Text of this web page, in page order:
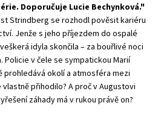
Doporučuje Lucie Bechynková.
Strindberg se rozhodl pověsit kariéru
Jenže s jeho příjezdem do ospalé
idyla skončila – za bouřlivé noci
Policie v čele se sympatickou Marií
okolí a atmosféra mezi
přihodilo? A proč v Augustovi
záhady má v rukou právě on?